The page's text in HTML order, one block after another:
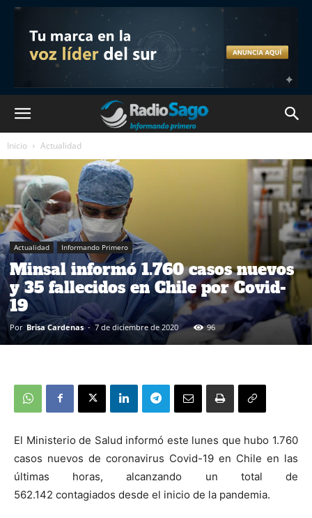
Inicio Actualidad
Actualidad Informando Primero
Minsal informó 1.760 casos nuevos
y 35 fallecidos en Chile por Covid-
19
Por Brisa Cardenas - 7 de diciembre de 2020 96
El Ministerio de Salud informó este lunes que hubo 1.760
casos nuevos de coronavirus Covid-19 en Chile en las
últimas horas, alcanzando un total de
562.142 contagiados desde el inicio de la pandemia.